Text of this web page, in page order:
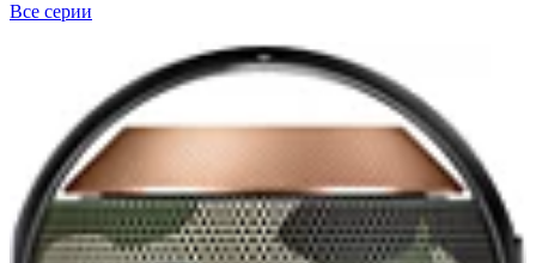
Все серии